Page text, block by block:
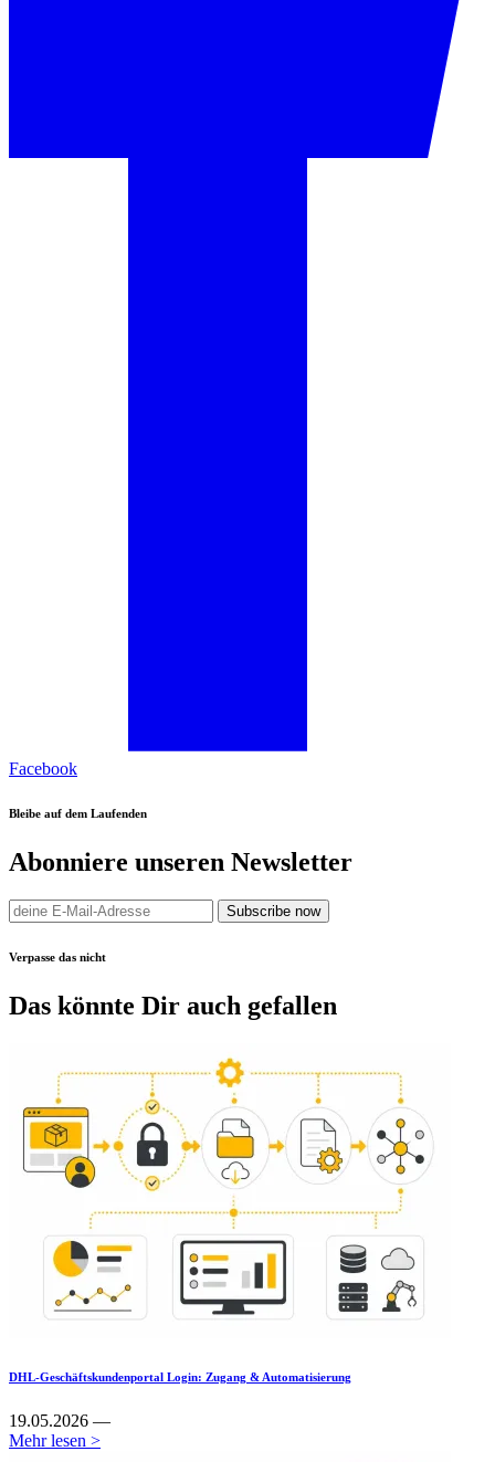
Facebook
Bleibe auf dem Laufenden
Abonniere unseren Newsletter
Subscribe now
Verpasse das nicht
Das könnte Dir auch gefallen
DHL-Geschäftskundenportal Login: Zugang & Automatisierung
19.05.2026 —
Mehr lesen >